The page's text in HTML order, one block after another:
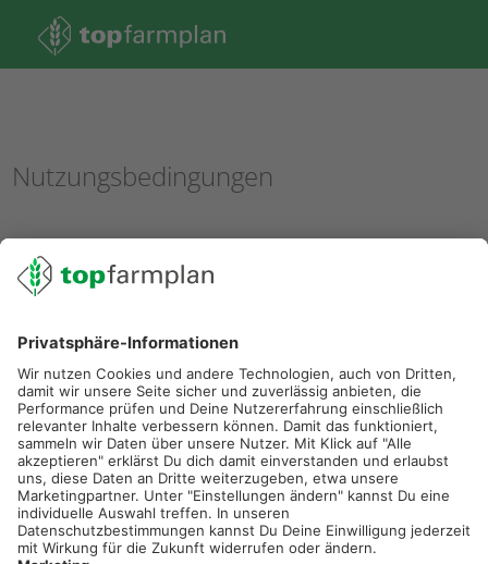
Nutzungsbedingungen
service@topfarmplan.de
Auftragsverarbeitung AGB Impressum